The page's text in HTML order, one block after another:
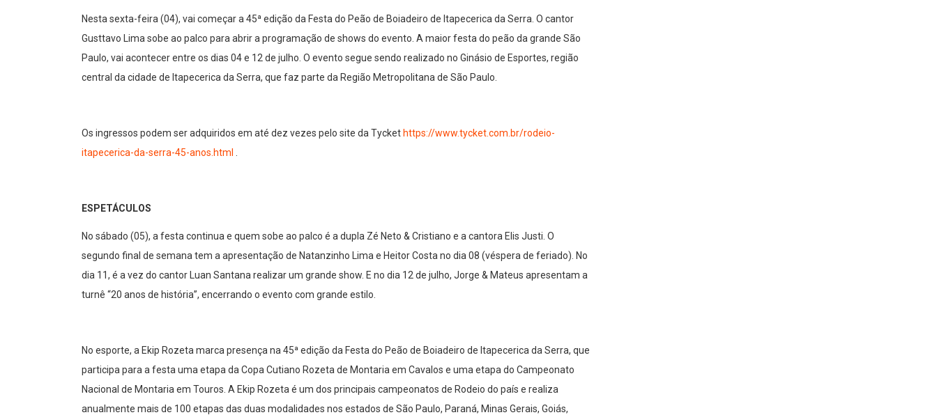
Nesta sexta-feira (04), vai começar a 45ª edição da Festa do Peão de Boiadeiro de Itapecerica da Serra. O cantor
Gusttavo Lima sobe ao palco para abrir a programação de shows do evento. A maior festa do peão da grande São
Paulo, vai acontecer entre os dias 04 e 12 de julho. O evento segue sendo realizado no Ginásio de Esportes, região
central da cidade de Itapecerica da Serra, que faz parte da Região Metropolitana de São Paulo.
Os ingressos podem ser adquiridos em até dez vezes pelo site da Tycket https://www.tycket.com.br/rodeio-
itapecerica-da-serra-45-anos.html
ESPETÁCULOS
No sábado (05), a festa continua e quem sobe ao palco é a dupla Zé Neto & Cristiano e a cantora Elis Justi. O
segundo final de semana tem a apresentação de Natanzinho Lima e Heitor Costa no dia 08 (véspera de feriado). No
dia 11, é a vez do cantor Luan Santana realizar um grande show. E no dia 12 de julho, Jorge & Mateus apresentam a
turnê “20 anos de história”, encerrando o evento com grande estilo.
No esporte, a Ekip Rozeta marca presença na 45ª edição da Festa do Peão de Boiadeiro de Itapecerica da Serra, que
participa para a festa uma etapa da Copa Cutiano Rozeta de Montaria em Cavalos e uma etapa do Campeonato
Nacional de Montaria em Touros. A Ekip Rozeta é um dos principais campeonatos de Rodeio do país e realiza
anualmente mais de 100 etapas das duas modalidades nos estados de São Paulo, Paraná, Minas Gerais, Goiás,